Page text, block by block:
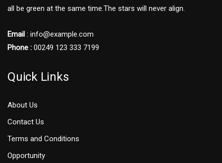
all be green at the same time.The stars will never align.
Email : info@example.com
Phone : 00249 123 333 7199
Quick Links
About Us
Contact Us
Terms and Conditions
Opportunity